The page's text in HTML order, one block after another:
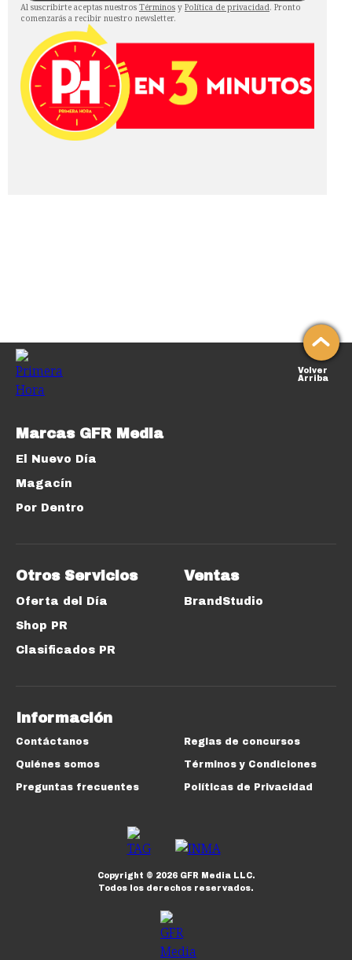
Al suscribirte aceptas nuestros Términos y Política de privacidad. Pronto
comenzarás a recibir nuestro newsletter.
Volver
Arriba
Marcas GFR Media
El Nuevo Día
Magacín
Por Dentro
Otros Servicios
Oferta del Día
Shop PR
Clasificados PR
Ventas
BrandStudio
Información
Contáctanos
Quiénes somos
Preguntas frecuentes
Reglas de concursos
Términos y Condiciones
Políticas de Privacidad
Copyright © 2026GFR Media LLC.
Todos los derechos reservados.